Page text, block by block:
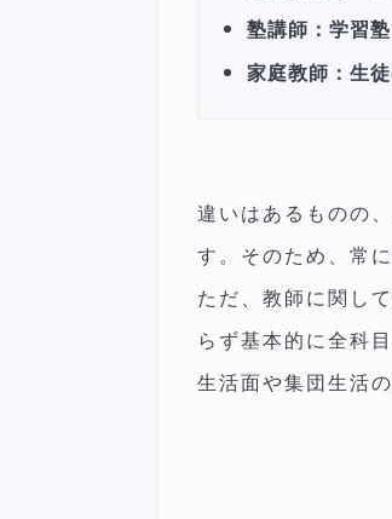
塾講師：学習
家庭教師：生
違いはあるものの
す。そのため、常
ただ、教師に関し
らず基本的に全科
生活面や集団生活